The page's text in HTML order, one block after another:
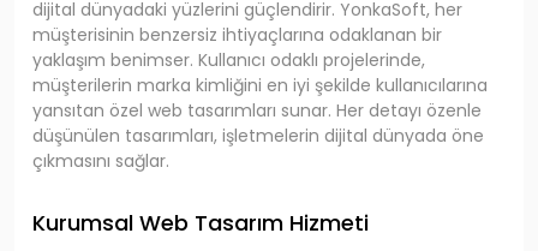
dijital dünyadaki yüzlerini güçlendirir. YonkaSoft, her
müşterisinin benzersiz ihtiyaçlarına odaklanan bir
yaklaşım benimser. Kullanıcı odaklı projelerinde,
müşterilerin marka kimliğini en iyi şekilde kullanıcılarına
yansıtan özel web tasarımları sunar. Her detayı özenle
düşünülen tasarımları, işletmelerin dijital dünyada öne
çıkmasını sağlar.
Kurumsal Web Tasarım Hizmeti